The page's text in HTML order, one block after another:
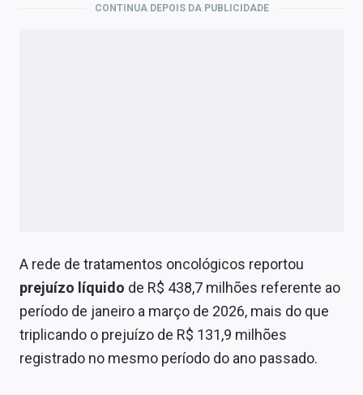
CONTINUA DEPOIS DA PUBLICIDADE
A rede de tratamentos oncológicos reportou
prejuízo líquido de R$ 438,7 milhões referente ao
período de janeiro a março de 2026, mais do que
triplicando o prejuízo de R$ 131,9 milhões
registrado no mesmo período do ano passado.